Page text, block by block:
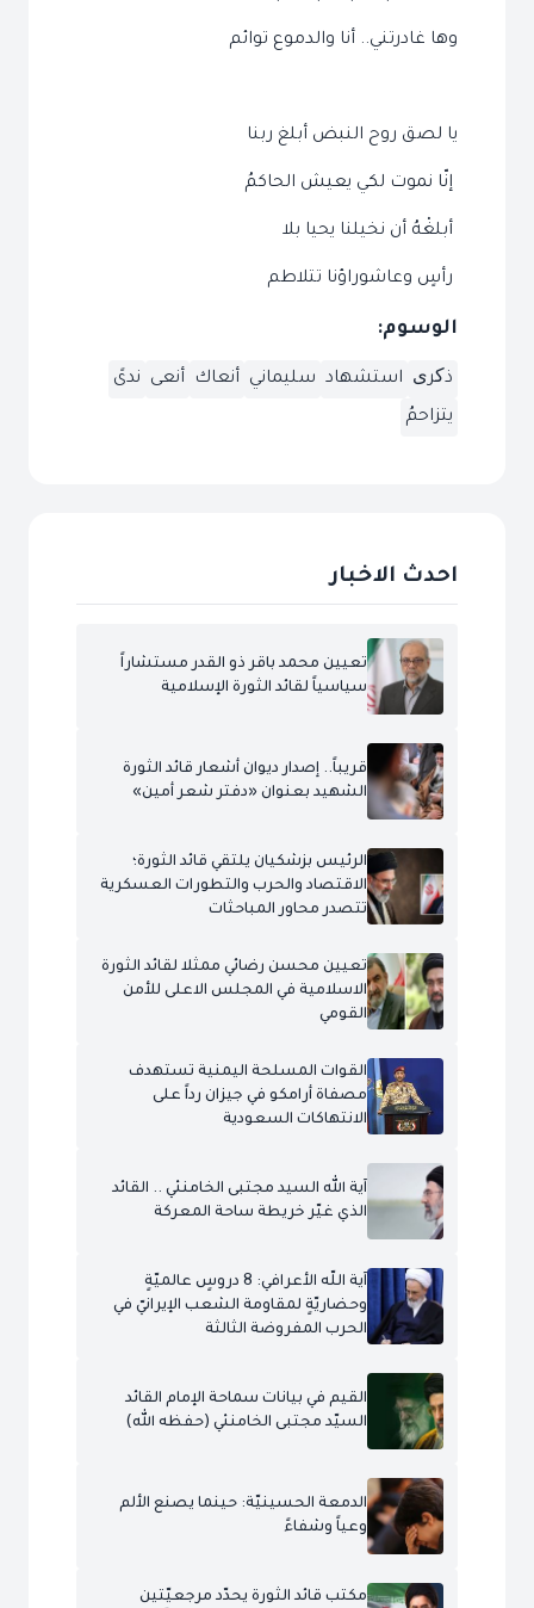
وها غادرتني.. أنا والدموع توائم
يا لصق روح النبض أبلغ ربنا
إنّا نموت لكي يعيش الحاكمُ
أبلغْهُ أن نخيلنا يحيا بلا
رأسٍ وعاشوراؤنا تتلاطم
الوسوم:
ذکری استشهاد سليماني أنعاك أنعى
ندىً
يتزاحمُ
احدث الاخبار
تعيين محمد باقر ذو القدر مستشاراً
سياسياً لقائد الثورة الإسلامية
قريباً.. إصدار ديوان أشعار قائد الثورة
الشهيد بعنوان «دفتر شعر أمين»
الرئيس بزشكيان يلتقي قائد الثورة؛
الاقتصاد والحرب والتطورات العسكرية
تتصدر محاور المباحثات
تعيين محسن رضائي ممثلا لقائد الثورة
الاسلامية في المجلس الاعلى للأمن
القومي
القوات المسلحة اليمنية تستهدف
مصفاة أرامكو في جيزان رداً على
الانتهاكات السعودية
آية الله السيد مجتبى الخامنئي .. القائد
الذي غيّر خريطة ساحة المعركة
آية اللّه الأعرافي: 8 دروسٍ عالميّةٍ
وحضاريّةٍ لمقاومة الشعب الإيرانيّ في
الحرب المفروضة الثالثة
القيم في بيانات سماحة الإمام القائد
السيّد مجتبى الخامنئي (حفظه الله)
الدمعة الحسينيّة: حينما يصنع الألم
وعياً وشفاءً
مكتب قائد الثورة يحدّد مرجعيّتين